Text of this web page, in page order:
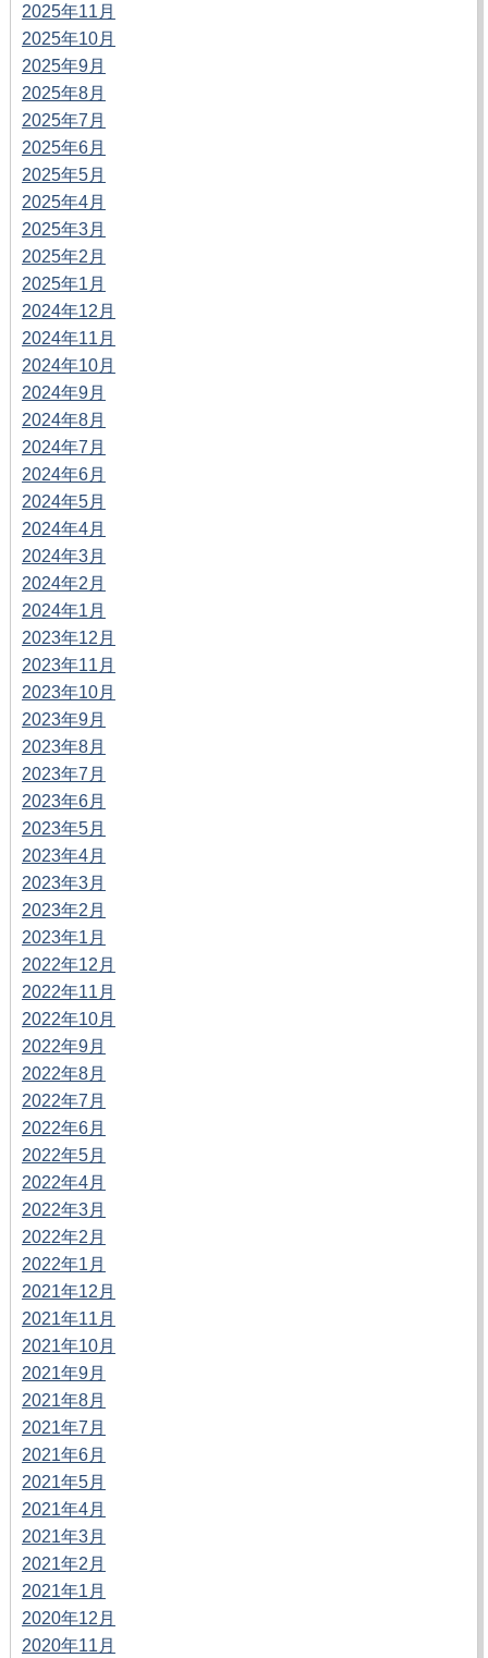
2025年11月
2025年10月
2025年9月
2025年8月
2025年7月
2025年6月
2025年5月
2025年4月
2025年3月
2025年2月
2025年1月
2024年12月
2024年11月
2024年10月
2024年9月
2024年8月
2024年7月
2024年6月
2024年5月
2024年4月
2024年3月
2024年2月
2024年1月
2023年12月
2023年11月
2023年10月
2023年9月
2023年8月
2023年7月
2023年6月
2023年5月
2023年4月
2023年3月
2023年2月
2023年1月
2022年12月
2022年11月
2022年10月
2022年9月
2022年8月
2022年7月
2022年6月
2022年5月
2022年4月
2022年3月
2022年2月
2022年1月
2021年12月
2021年11月
2021年10月
2021年9月
2021年8月
2021年7月
2021年6月
2021年5月
2021年4月
2021年3月
2021年2月
2021年1月
2020年12月
2020年11月